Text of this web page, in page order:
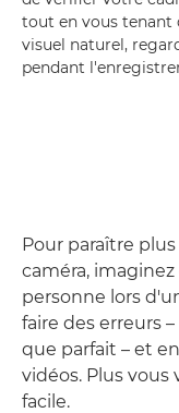
tout en vous tenant
visuel naturel,
pendant
Pour paraître
caméra,
personne lors
faire des erreurs
que parfait – et
vidéos. Plus vous
facile.